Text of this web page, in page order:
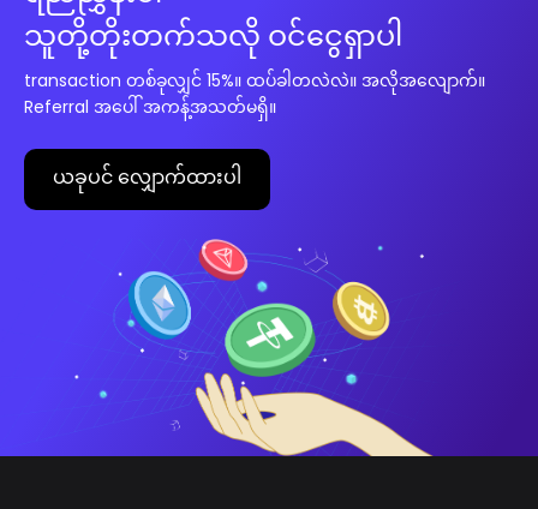
သူတို့တိုးတက်သလို ဝင်ငွေရှာပါ
transaction တစ်ခုလျှင် 15%။ ထပ်ခါတလဲလဲ။ အလိုအလျောက်။
Referral အပေါ် အကန့်အသတ်မရှိ။
ယခုပင် လျှောက်ထားပါ